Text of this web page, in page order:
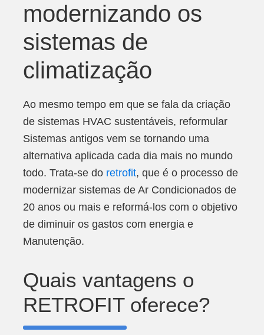
modernizando os
sistemas de
climatização
Ao mesmo tempo em que se fala da criação
de sistemas HVAC sustentáveis, reformular
Sistemas antigos vem se tornando uma
alternativa aplicada cada dia mais no mundo
todo. Trata-se do retrofit, que é o processo de
modernizar sistemas de Ar Condicionados de
20 anos ou mais e reformá-los com o objetivo
de diminuir os gastos com energia e
Manutenção.
Quais vantagens o
RETROFIT oferece?